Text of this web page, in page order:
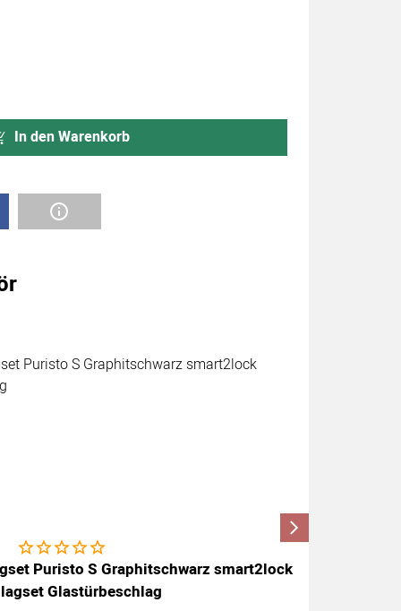
In den Warenkorb
Noch keine Bewertungen abgegeben
Puristo S Graphitschwarz smart2lock
Glastürbeschlag